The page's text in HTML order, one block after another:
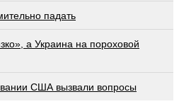
падать
а Украина на пороховой
США вызвали вопросы